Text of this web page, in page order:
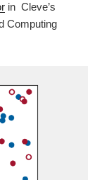
in Cleve’s
Computing